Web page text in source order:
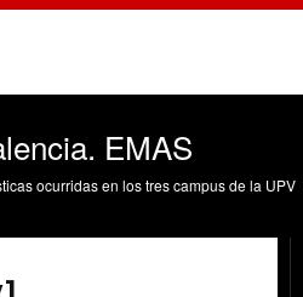
EMAS
ocurridas en los tres campus de la UPV